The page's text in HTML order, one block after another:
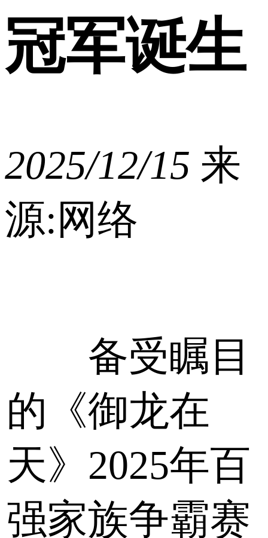
冠军诞生
2025/12/15 来
源:网络
备受瞩目
的《御龙在
天》2025年百
强家族争霸赛